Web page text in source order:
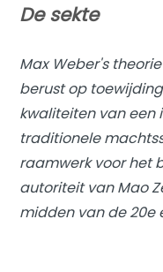
De sekte
Max Weber's
berust op
kwaliteiten van een
traditionele
raamwerk voor het
autoriteit van Mao
midden van de 20e